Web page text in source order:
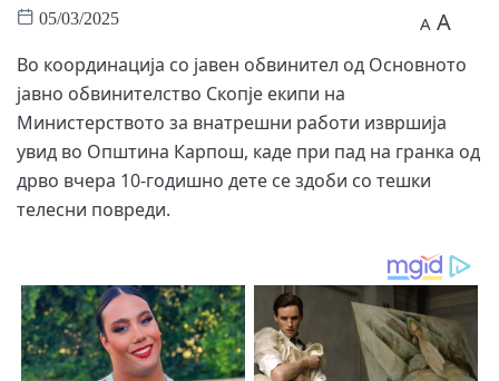
05/03/2025 A A
Во координација со јавен обвинител од Основното
јавно обвинителство Скопје екипи на
Министерството за внатрешни работи извршија
увид во Општина Карпош, каде при пад на гранка од
дрво вчера 10-годишно дете се здоби со тешки
телесни повреди.